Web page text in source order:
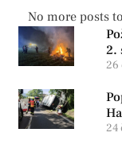
No more posts
2.
26
24